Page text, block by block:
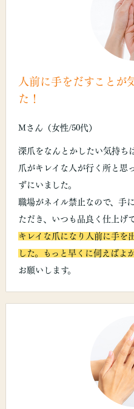
人前に手をだすことが
た！
Mさん（女性/50代）
深爪をなんとかしたい気持ち
爪がキレイな人が行く所と思
ずにいました。
職場がネイル禁止なので、手
ただき、いつも品良く仕上げ
キレイな爪になり人前に手を
した。もっと早くに伺えばよか
お願いします。